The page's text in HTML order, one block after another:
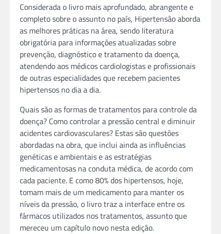
Considerada o livro mais aprofundado, abrangente e
completo sobre o assunto no país, Hipertensão aborda
as melhores práticas na área, sendo literatura
obrigatória para informações atualizadas sobre
prevenção, diagnóstico e tratamento da doença,
atendendo aos médicos cardiologistas e profissionais
de outras especialidades que recebem pacientes
hipertensos no dia a dia.
Quais são as formas de tratamentos para controle da
doença? Como controlar a pressão central e diminuir
acidentes cardiovasculares? Estas são questões
abordadas na obra, que inclui ainda as influências
genéticas e ambientais e as estratégias
medicamentosas na conduta médica, de acordo com
cada paciente. E como 80% dos hipertensos, hoje,
tomam mais de um medicamento para manter os
níveis da pressão, o livro traz a interface entre os
fármacos utilizados nos tratamentos, assunto que
mereceu um capítulo novo nesta edição.